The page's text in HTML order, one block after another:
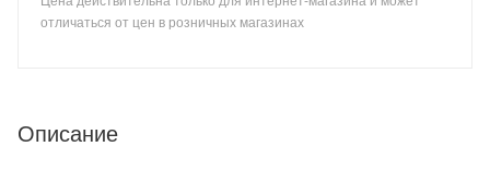
отличаться от цен в розничных магазинах
Описание